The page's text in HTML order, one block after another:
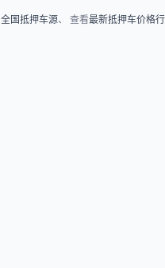
全国抵押车源、 查看最新抵押车价格